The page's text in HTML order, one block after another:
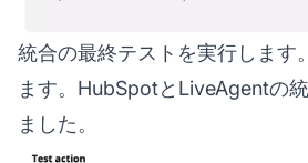
統合の最終テストを実行します
ます。HubSpotとLiveAgentの
ました。